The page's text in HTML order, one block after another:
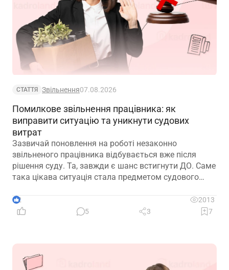
СТАТТЯ Звільнення07.08.2026
Помилкове звільнення працівника: як
виправити ситуацію та уникнути судових
витрат
Зазвичай поновлення на роботі незаконно
звільненого працівника відбувається вже після
рішення суду. Та, завжди є шанс встигнути ДО. Саме
така цікава ситуація стала предметом судового
скасував помилково виданий наказ про звільнення.
Розберемо її докладно
2
2013
5
3 7